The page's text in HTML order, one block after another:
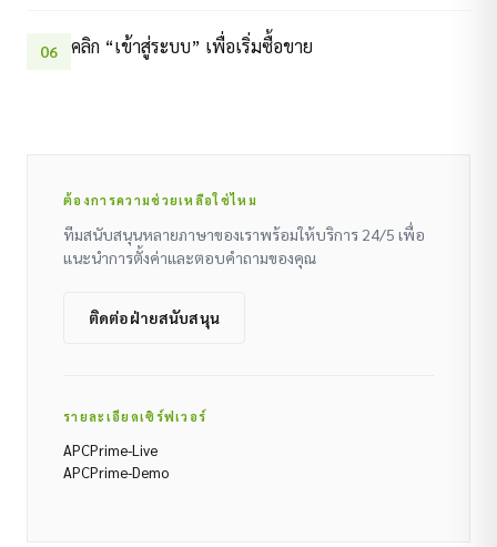
06 คลิก “เข้าสู่ระบบ” เพื่อเริ่มซื้อขาย
ต้องการความช่วยเหลือใช่ไหม
ทีมสนับสนุนหลายภาษาของเราพร้อมให้บริการ 24/5 เพื่อ
แนะนำการตั้งค่าและตอบคำถามของคุณ
ติดต่อฝ่ายสนับสนุน
รายละเอียดเซิร์ฟเวอร์
APCPrime-Live
APCPrime-Demo